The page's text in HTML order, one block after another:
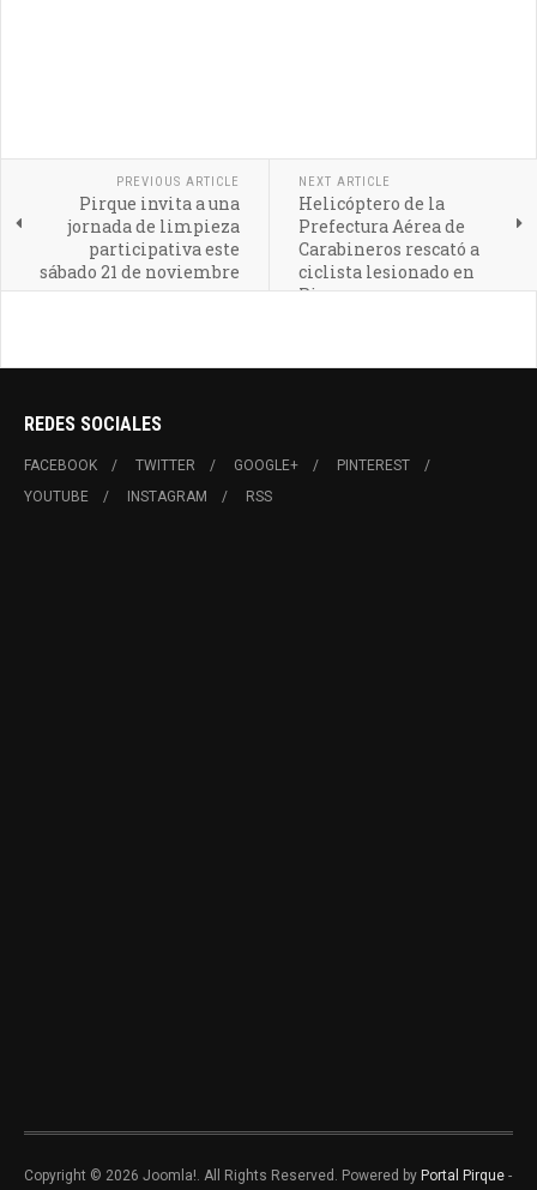
PREVIOUS ARTICLE
Pirque invita a una
jornada de limpieza
participativa este
sábado 21 de noviembre
NEXT ARTICLE
Helicóptero de la
Prefectura Aérea de
Carabineros rescató a
ciclista lesionado en
Pirque
REDES SOCIALES
FACEBOOK TWITTER GOOGLE+
PINTEREST
YOUTUBE
INSTAGRAM RSS
Copyright © 2026 Joomla!. All Rights Reserved. Powered by Portal Pirque -